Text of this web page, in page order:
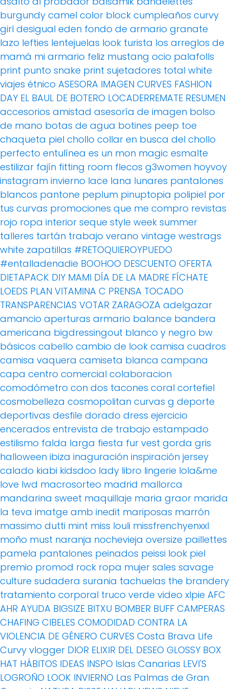
burgundy camel color block cumpleaños curvy
girl desigual eden fondo de armario granate
lazo lefties lentejuelas look turista los arreglos de
mamá mi armario feliz mustang ocio palafolls
print punto snake print sujetadores total white
viajes étnico ASESORA IMAGEN CURVES FASHION
DAY EL BAUL DE BOTERO LOCADERREMATE RESUMEN
accesorios amistad asesoría de imagen bolso
de mano botas de agua botines peep toe
chaqueta piel chollo collar en busca del chollo
perfecto entulínea es un mon magic esmalte
estilizar fajín fitting room flecos g3women hoyvoy
instagram invierno lace lana lunares pantalones
blancos pantone peplum pinuptopia polipiel por
tus curvas promociones que me compro revistas
rojo ropa interior seque style week summer
talleres tartán trabajo verano vintage westrags
white zapatillas #RETOQUIEROYPUEDO
#entalladenadie BOOHOO DESCUENTO OFERTA
DIETAPACK DIY MAMI DÍA DE LA MADRE FÍCHATE
LOEDS PLAN VITAMINA C PRENSA TOCADO
TRANSPARENCIAS VOTAR ZARAGOZA adelgazar
amancio aperturas armario balance bandera
americana bigdressingout blanco y negro bw
básicos cabello cambio de look camisa cuadros
camisa vaquera camiseta blanca campana
capa centro comercial colaboracion
comodómetro con dos tacones coral cortefiel
cosmobelleza cosmopolitan curvas g deporte
deportivas desfile dorado dress ejercicio
encerados entrevista de trabajo estampado
estilismo falda larga fiesta fur vest gorda gris
halloween ibiza inaguración inspiración jersey
calado kiabi kidsdoo lady libro lingerie lola&me
love lwd macrosorteo madrid mallorca
mandarina sweet maquillaje maria graor marida
la teva imatge amb inedit mariposas marrón
massimo dutti mint miss louli missfrenchyenxxl
moño must naranja nochevieja oversize paillettes
pamela pantalones peinados peissi look piel
premio promod rock ropa mujer sales savage
culture sudadera surania tachuelas the brandery
tratamiento corporal truco verde video xlpie AFC
AHR AYUDA BIGSIZE BITXU BOMBER BUFF CAMPERAS
CHAFING CIBELES COMODIDAD CONTRA LA
VIOLENCIA DE GÉNERO CURVES Costa Brava Life
Curvy vlogger DIOR ELIXIR DEL DESEO GLOSSY BOX
HAT HÁBITOS IDEAS INSPO Islas Canarias LEVI'S
LOGROÑO LOOK INVIERNO Las Palmas de Gran